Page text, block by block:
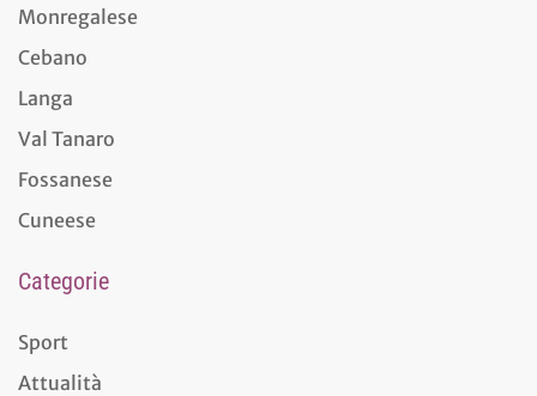
Monregalese
Cebano
Langa
Val Tanaro
Fossanese
Cuneese
Categorie
Sport
Attualità